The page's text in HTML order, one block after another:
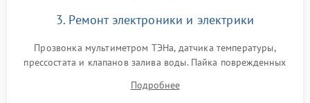
3. Ремонт электроники и электрики
Прозвонка мультиметром ТЭНа, датчика температуры,
прессостата и клапанов залива воды. Пайка поврежденных
Восстановление целостности проводки и контактов.
Подробнее